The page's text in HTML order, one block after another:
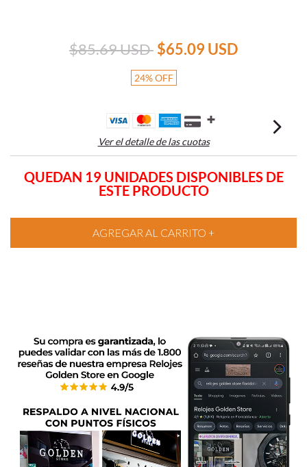
$85.69 USD $65.09 USD
24%OFF
Ver el detalle de las cuotas
QUEDAN 19 UNIDADES DISPONIBLES DE
ESTE PRODUCTO